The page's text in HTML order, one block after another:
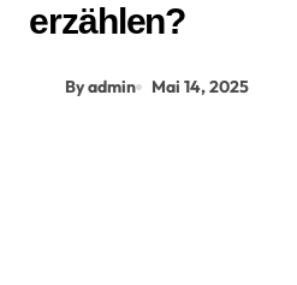
erzählen?
By admin Mai 14, 2025